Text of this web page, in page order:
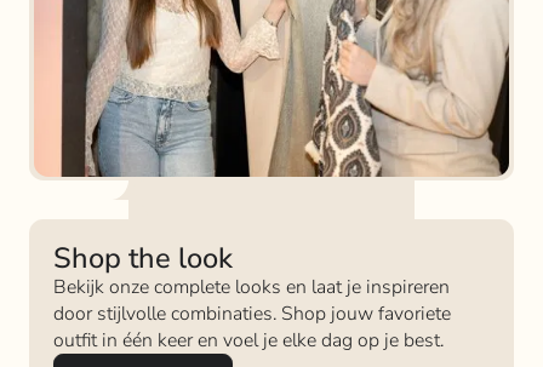
Shop the look
Bekijk onze complete looks en laat je inspireren
door stijlvolle combinaties. Shop jouw favoriete
outfit in één keer en voel je elke dag op je best.